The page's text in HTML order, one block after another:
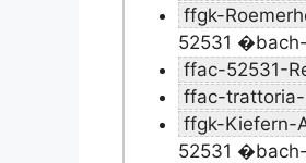
ffgk-
52531
ffac-52531-
ffac-
ffgk-Kiefern-
52531